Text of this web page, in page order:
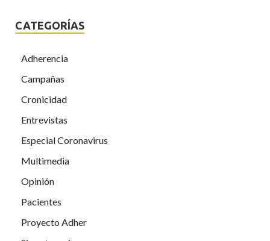
CATEGORÍAS
Adherencia
Campañas
Cronicidad
Entrevistas
Especial Coronavirus
Multimedia
Opinión
Pacientes
Proyecto Adher